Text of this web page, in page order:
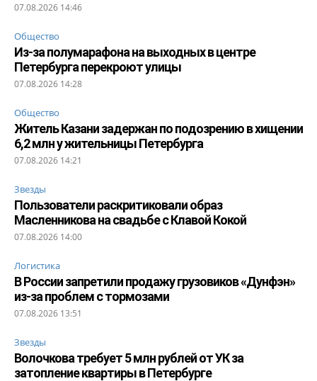
07.08.2026 14:46
Общество
Из-за полумарафона на выходных в центре
Петербурга перекроют улицы
07.08.2026 14:28
Общество
Житель Казани задержан по подозрению в хищении
6,2 млн у жительницы Петербурга
07.08.2026 14:21
Звезды
Пользователи раскритиковали образ
Масленникова на свадьбе с Клавой Кокой
07.08.2026 14:00
Логистика
В России запретили продажу грузовиков «Дунфэн»
из-за проблем с тормозами
07.08.2026 13:51
Звезды
Волочкова требует 5 млн рублей от УК за
затопление квартиры в Петербурге